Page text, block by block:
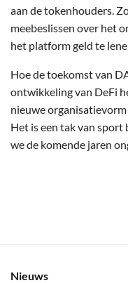
aan de tokenhouders.
meebeslissen over het
het platform geld te
Hoe de toekomst van
ontwikkeling van DeFi
nieuwe
Het is een tak van
we de komende jaren
Nieuws